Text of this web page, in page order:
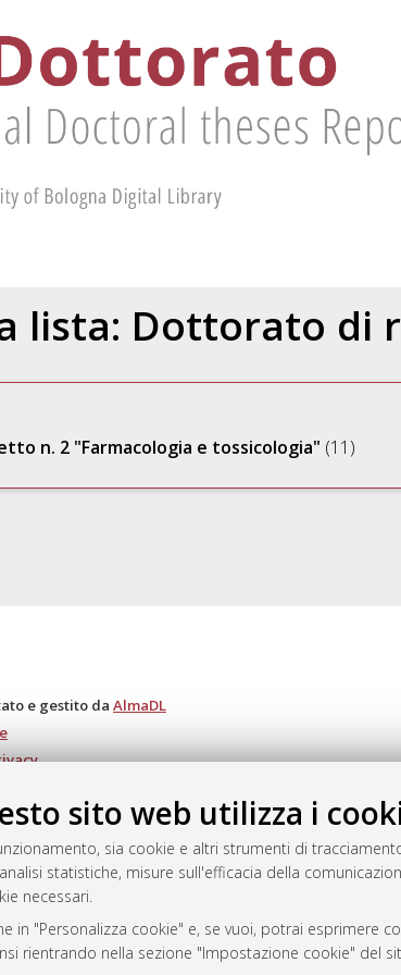
sito web utilizza i
sia cookie e altri strumenti di
statistiche, misure sull'efficacia della
necessari.
in "Personalizza cookie" e, se vuoi, potrai esprimere
rientrando nella sezione "Impostazione cookie" del
lista: Dottorato di
n. 2 "Farmacologia e tossicologia" (11)
e gestito da AlmaDL
2007-2026.